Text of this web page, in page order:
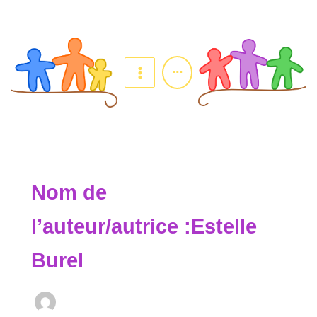
...
Nom de
l’auteur/autrice :Estelle
Burel